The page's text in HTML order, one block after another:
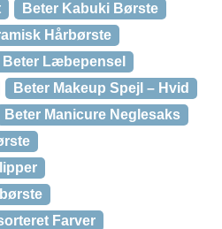
Beter Kabuki Børste
Hårbørste
Beter Læbepensel
Beter Makeup Spejl – Hvid
Beter Manicure Neglesaks
Farver